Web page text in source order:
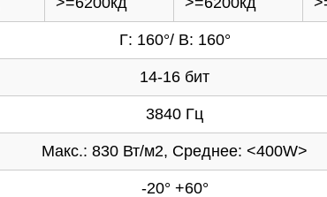
Г: 160°/ В: 160°
14-16 бит
3840 Гц
Макс.: 830 Вт/м2, Среднее: <400W>
-20° +60°